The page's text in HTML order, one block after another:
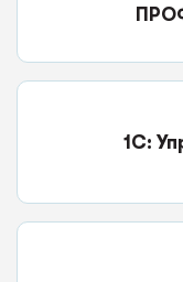
1С: